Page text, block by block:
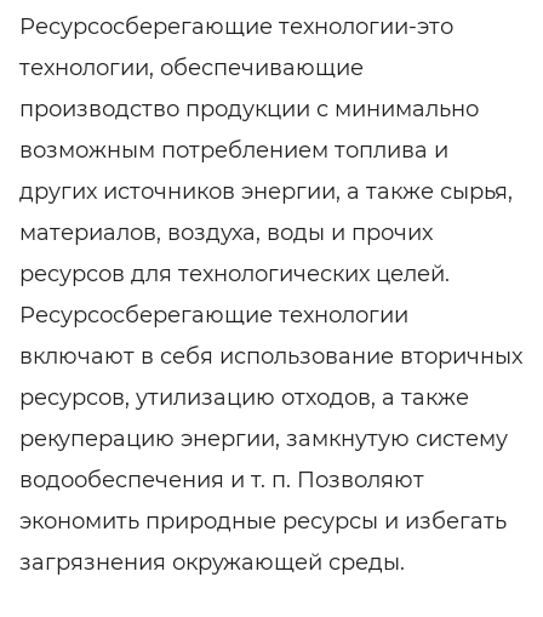
Ресурсосберегающие технологии-это
технологии, обеспечивающие
производство продукции с минимально
возможным потреблением топлива и
других источников энергии, а также сырья,
материалов, воздуха, воды и прочих
ресурсов для технологических целей.
Ресурсосберегающие технологии
включают в себя использование вторичных
ресурсов, утилизацию отходов, а также
рекуперацию энергии, замкнутую систему
водообеспечения и т. п. Позволяют
экономить природные ресурсы и избегать
загрязнения окружающей среды.